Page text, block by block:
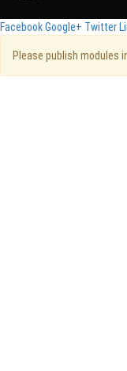
FacebookGoogle+ Twitter
Please publish modules